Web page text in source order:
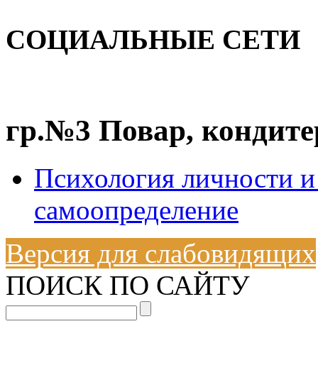
СОЦИАЛЬНЫЕ СЕТИ
гр.№3 Повар,
Психология личности
самоопределение
Версия для слабовидящих
ПОИСК ПО САЙТУ